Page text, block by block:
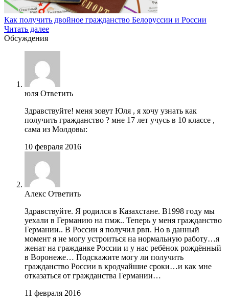
Как получить двойное гражданство Белоруссии и России
Читать далее
Обсуждения
юля Ответить
Здравствуйте! меня зовут Юля , я хочу узнать как
получить гражданство ? мне 17 лет учусь в 10 классе ,
сама из Молдовы:
10 февраля 2016
Алекс Ответить
Здравствуйте. Я родился в Казахстане. В1998 году мы
уехали в Германию на пмж.. Теперь у меня гражданство
Германии.. В России я получил рвп. Но в данный
момент я не могу устроиться на нормальную работу…я
женат на гражданке России и у нас ребёнок рождённый
в Воронеже… Подскажите могу ли получить
гражданство России в кродчайшие сроки…и как мне
отказаться от гражданства Германии…
11 февраля 2016